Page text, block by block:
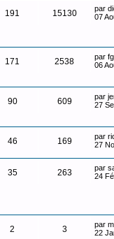
191 15130 par
07
171 2538 par
06
90 609 par
27
46 169 par
27
35 263 par
24
2 3 par
22